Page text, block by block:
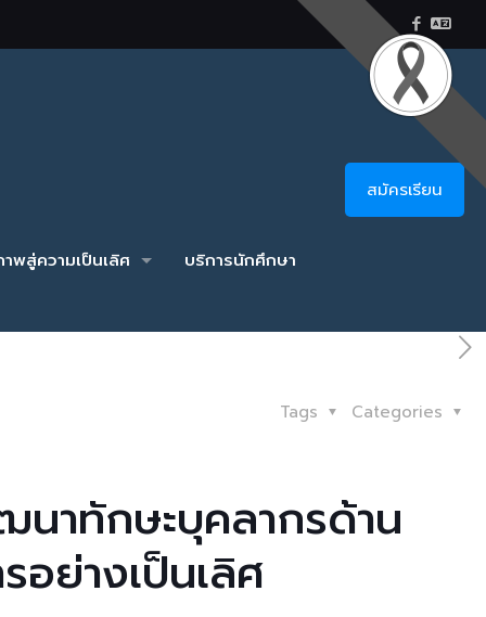
พสู่ความเป็นเลิศ บริการนักศึกษา
สมัครเรียน
Categories
Tags
าทักษะบุคลากรด้าน
อย่างเป็นเลิศ